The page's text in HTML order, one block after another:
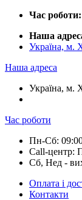
Час роботи:
Наша
Україна, м.
Наша адреса
Україна, м.
Час роботи
Пн-Сб:
Call-центр:
Сб, Нед -
Оплата і
Контакти